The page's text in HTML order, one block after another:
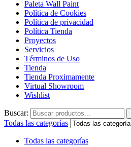
Paleta Wall Paint
Política de Cookies
Política de privacidad
Política Tienda
Proyectos
Servicios
Términos de Uso
Tienda
Tienda Proximamente
Virtual Showroom
Wishlist
Buscar:
Todas las categorías
Todas las categorías